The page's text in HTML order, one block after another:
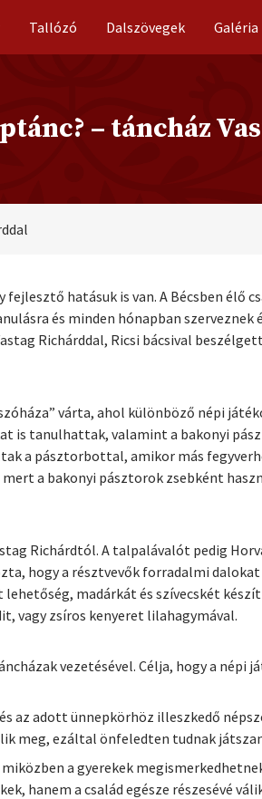
Tallózó Dalszövegek Galéria
– táncház
hatásuk is van. A Bécsben élő
és minden hónapban
Richárddal, Ricsi bácsival
várta, ahol különböző népi
is tanulhattak, valamint a bakonyi
a pásztorbottal, amikor más
a bakonyi pásztorok zsebként
Richárdtól. A talpalávalót pedig
hogy a résztvevők forradalmi
lehetőség, madárkát és szívecskét
vagy zsíros kenyeret lilahagymával.
vezetésével. Célja, hogy a népi
az adott ünnepkörhöz illeszkedő
meg, ezáltal önfeledten tudnak
a gyerekek
hanem a család egésze részesévé